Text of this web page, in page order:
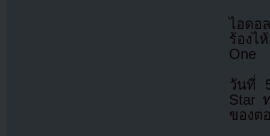
ไอดอ
ร้องไ
One
วันที่
Star
ของต